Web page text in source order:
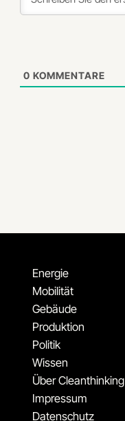
0 KOMMENTARE
Energie
Mobilität
Gebäude
Produktion
Politik
Wissen
Über Cleanthinking
Impressum
Datenschutz